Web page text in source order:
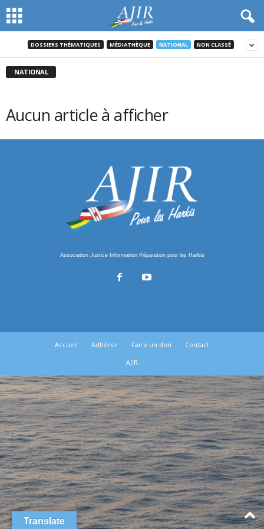
DOSSIERS THÉMATIQUES MÉDIATHÈQUE NATIONAL NON CLASSÉ
NATIONAL
Aucun article à afficher
Association Justice Information Réparation pour les Harkis
Accueil Adhérer Faire un don
Contact
AJIR
Translate